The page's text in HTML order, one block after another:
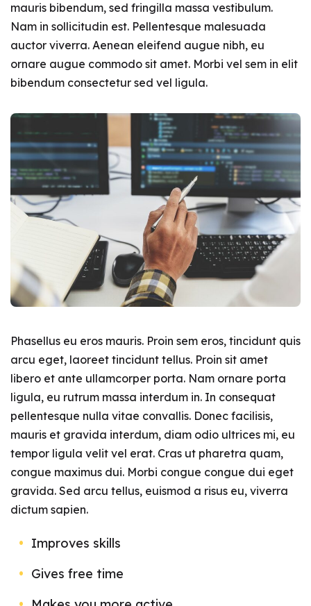
mauris bibendum, sed fringilla massa vestibulum.
Nam in sollicitudin est. Pellentesque malesuada
auctor viverra. Aenean eleifend augue nibh, eu
ornare augue commodo sit amet. Morbi vel sem in elit
bibendum consectetur sed vel ligula.
Phasellus eu eros mauris. Proin sem eros, tincidunt quis
arcu eget, laoreet tincidunt tellus. Proin sit amet
libero et ante ullamcorper porta. Nam ornare porta
ligula, eu rutrum massa interdum in. In consequat
pellentesque nulla vitae convallis. Donec facilisis,
mauris et gravida interdum, diam odio ultrices mi, eu
tempor ligula velit vel erat. Cras ut pharetra quam,
congue maximus dui. Morbi congue congue dui eget
gravida. Sed arcu tellus, euismod a risus eu, viverra
dictum sapien.
Improves skills
Gives free time